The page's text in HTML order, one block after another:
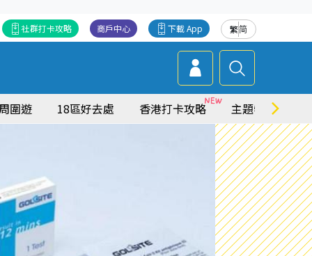
繁简
下載 App
商戶中心
社群打卡攻略
圍遊 18區好去處 香港打卡攻略 主題特集